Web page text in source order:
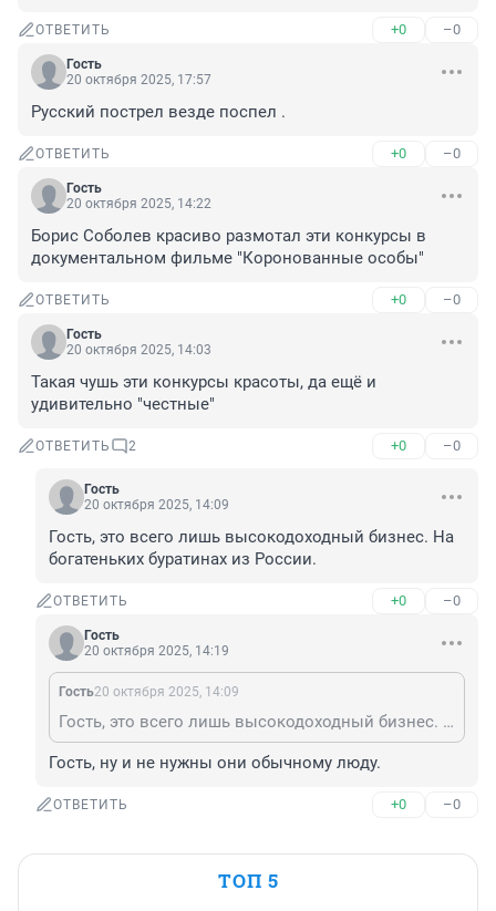
ОТВЕТИТЬ +0 –0
Гость
20 октября 2025, 17:57
Русский пострел везде поспел .
ОТВЕТИТЬ +0 –0
Гость
20 октября 2025, 14:22
Борис Соболев красиво размотал эти конкурсы в
документальном фильме "Коронованные особы"
ОТВЕТИТЬ +0 –0
Гость
20 октября 2025, 14:03
Такая чушь эти конкурсы красоты, да ещё и
удивительно "честные"
ОТВЕТИТЬ 2 +0 –0
Гость
20 октября 2025, 14:09
Гость, это всего лишь высокодоходный бизнес. На
богатеньких буратинах из России.
ОТВЕТИТЬ +0 –0
Гость
20 октября 2025, 14:19
Гость20 октября 2025, 14:09
Гость, это всего лишь высокодоходный бизнес. На богатеньких буратинах из России.
Гость, ну и не нужны они обычному люду.
ОТВЕТИТЬ +0 –0
ТОП 5